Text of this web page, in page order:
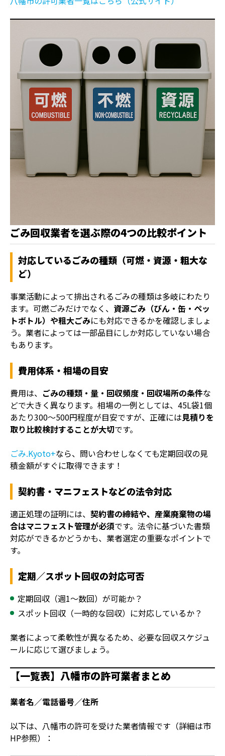
ごみ回収業者を選ぶ際の4つの比較ポイント
対応しているごみの種類（可燃・資源・粗大な
ど）
事業活動によって排出されるごみの種類は多岐にわたり
ます。可燃ごみだけでなく、 資源ごみ（びん・缶・ペッ
トボトル）や粗大ごみにも対応できるかを確認しましょ
う。業者によっては一部品目にしか対応していない場合
もあります。
費用体系・相場の目安
費用は、 ごみの種類・量・回収頻度・回収場所の条件な
どで大きく異なります。相場の一例としては、45L袋1個
あたり300〜500円程度が目安ですが、正確には見積りを
取り比較検討することが大切です。
ごみ.Kyoto+なら、問い合わせしなくても定期回収の見
積金額がすぐに取得できます！
契約書・マニフェストなどの法令対応
適正処理の証明には、 契約書の締結や、産業廃棄物の場
合はマニフェスト管理が必須です。法令に基づいた書類
対応ができるかどうかも、業者選定の重要なポイントで
す。
定期／スポット回収の対応可否
定期回収（週1～数回）が可能か？
スポット回収（一時的な回収）に対応しているか？
業者によって柔軟性が異なるため、必要な回収スケジュ
ールに応じて選びましょう。
【一覧表】八幡市の許可業者まとめ
業者名／電話番号／住所
以下は、八幡市の許可を受けた業者情報です（詳細は市
HP参照）：